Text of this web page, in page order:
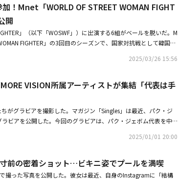
、1位OSAKA Ojo Gangとなった。OSAKA Ojo Gangメンバーは
観客席で笑顔を見せ、祝福した。また、TWICEのジヒョ、AB6IX
・イェナ、ノ・ジソン、チョン・ウヒ、ハン・イェリなども客席
しくも脱落となったBUMSUP（韓国）のHoney J、リ・ジョン、no
がり、ファイナルステージを終えたクルーたちをハグで励ます
モ、実姉と約10年ぶりにパフォーマンスを披露「昔のことを思い
明かした。クルー結成の基準についてチェ・ジョンナムPDは
ない』ということは考えなかった。世界大会のバトルとして出会
知らせたクルーたちが、僕たちの番組の中で物語を描ける叙事を持
きればと思った」とし、「韓国代表のBUMSUPは、シーズン1の
ー（相手との相性）を見るために結成した」と説明した。様々な
などがあるので、翻訳に時間がかかっている。制作陣の3倍ほど
くださり、それをベースに制作陣も進行している。未熟な部分が
る体の言語に期待してほしい」と明かした。Mnet「M COUNTDO
のソン・ハンビンは、初めて単独MCを務める。ソン・ハ
深い番組に単独MCとして参加することになり、とても光栄だ。
がっていくだけに、僕もMCとしてたくさんのことを学んで、感
いう修飾語を獲得したい」とし、「一番重要な司会の部分を含
して難しい部分を聞くと彼は「最初の収録をする前に、事前に
出演するダンサーの皆さんの名前も覚えたが、国別対抗戦なの
定・ZEROBASEONE ソン・ハンビン、Mnet「WORLD OF STREE
！
！Mnet「WORLD OF STREET WOMAN FIGHT
開
」（以下「WOSWF」）に出演する6組がベールを脱いだ。M
FIGHTER」の3回目のシーズンで、国家対抗戦として韓国で
ッション」グローバル大衆評価をオープンし、6組のラインナップ
FAMILYが「WOSWF」のラインナップに名を連ねた。1番
のBUMSUP。2021年を熱く盛り上げた「STREET WOMAN FIGHT
まった。さらにワッキング界のレジェンドバトラーことLIP Jまで
成。シーズン1で優勝したHoney Jをリーダーに、誰にも負けな
は世界的なダンスクルーROYAL FAMILYの全盛期をリード
カエア、カイラ、ルーシーベイビーを中心に結成されたクルー
。MOTIVは正統派オールドスクールヒップホップダンサーのマリ
クルーだ。リーダーのマリーが10代の時に作り、小規模で始ま
2025/03/26 15:56
VISION所属アーティストが集結「代表は手
ちがグラビアを撮影した。マガジン「Singles」は最近、パク・ジ
ラビアを公開した。今回のグラビアは、パク・ジェボム代表を中
だ。彼らはカリスマ性と独自の魅力をアピールしながら今回のスタ
ーションをとりながら、自身のアイデアである美しい猛獣をテー
さらにインタビューでMORE VISIONの代表であるパク・ジェボ
2025/01/01 20:00
前の密着ショット…ビキニ姿でプールを満喫
撮った写真を公開した。彼女は最近、自身のInstagramに「結構